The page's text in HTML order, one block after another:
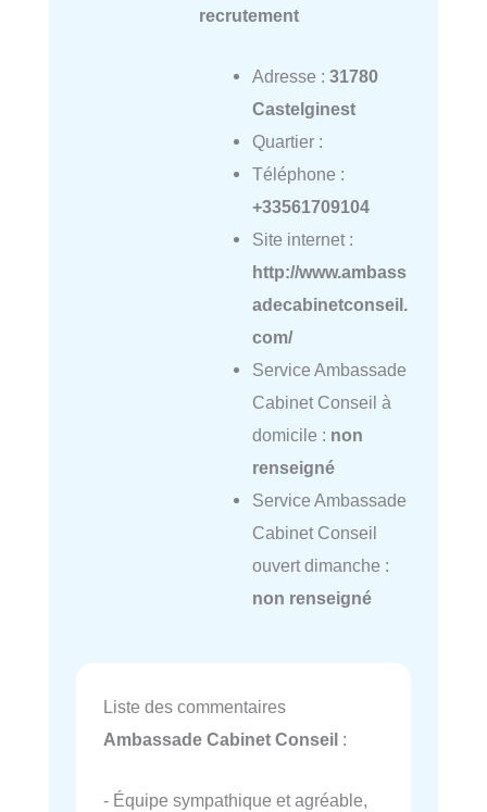
recrutement
Adresse : 31780
Castelginest
Quartier :
Téléphone :
+33561709104
Site internet :
http://www.ambass
adecabinetconseil.
com/
Service Ambassade
Cabinet Conseil à
domicile : non
renseigné
Service Ambassade
Cabinet Conseil
ouvert dimanche :
non renseigné
Liste des commentaires
Ambassade Cabinet Conseil :
- Équipe sympathique et agréable,